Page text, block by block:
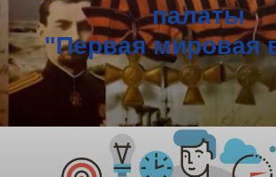
палаты
"Первая мировая